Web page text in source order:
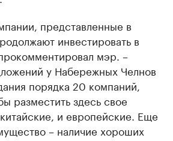
представленные в
инвестировать в
мэр. –
у Набережных Челнов
порядка 20 компаний,
разместить здесь свое
и европейские. Еще
– наличие хороших